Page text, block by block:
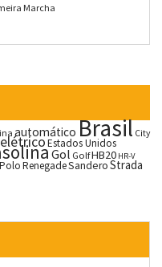
Marcha
automáticoBrasil City
elétricoEstados Unidos
Gol GolfHB20 HR-V
PoloRenegadeSanderoStrada